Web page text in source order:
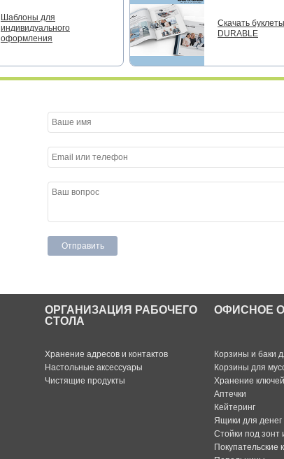
Шаблоны для
индивидуального
оформления
Скачать
DURABLE
ОРГАНИЗАЦИЯ РАБОЧЕГО
СТОЛА
Хранение адресов и контактов
Настольные аксессуары
Чистящие продукты
ОФИСНОЕ
Корзины и баки
Корзины для
Хранение ключей
Аптечки
Кейтеринг
Ящики для денег
Стойки под зонт
Покупательские